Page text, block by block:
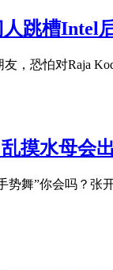
跳槽Intel
，恐怕对Raja
摸水母会
势舞”你会吗？张